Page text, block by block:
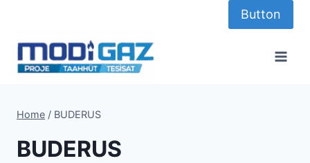
content
Button
Home / BUDERUS
BUDERUS